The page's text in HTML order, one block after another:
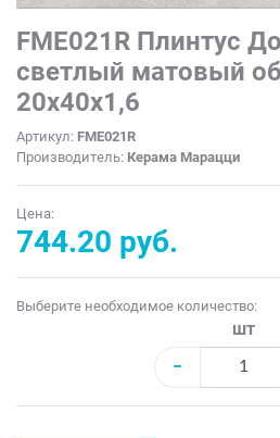
FME021R Плинтус
светлый матовый
20x40x1,6
Артикул: FME021R
Производитель: Керама Марацци
Цена:
744.20 руб.
Выберите необходимое количество:
шт
−